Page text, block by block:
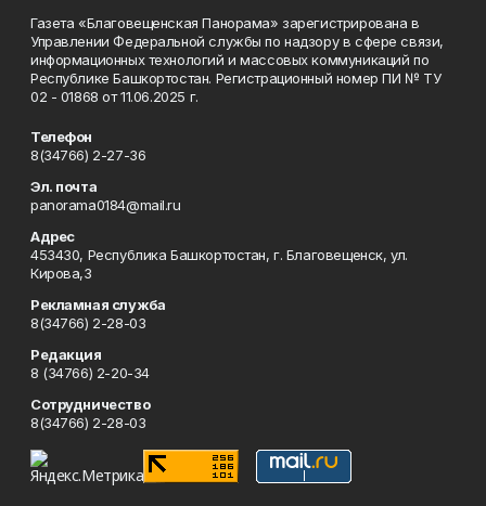
Газета «Благовещенская Панорама» зарегистрирована в
Управлении Федеральной службы по надзору в сфере связи,
информационных технологий и массовых коммуникаций по
Республике Башкортостан. Регистрационный номер ПИ № ТУ
02 - 01868 от 11.06.2025 г.
Телефон
8(34766) 2-27-36
Эл. почта
panorama0184@mail.ru
Адрес
453430, Республика Башкортостан, г. Благовещенск, ул.
Кирова,3
Рекламная служба
8(34766) 2-28-03
Редакция
8 (34766) 2-20-34
Сотрудничество
8(34766) 2-28-03